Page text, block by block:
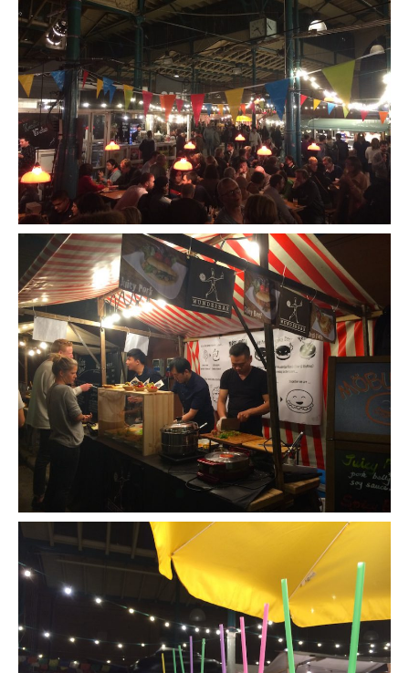
Mai Chau
Mu Cang Chai
Ninh Binh
Quy Nhon
EUROPE
France
La Réunion
Paris
Poitou
Saint-Malo
Savoie
Vendée
Allemagne
Berlin
Danemark
Copenhague
Portugal